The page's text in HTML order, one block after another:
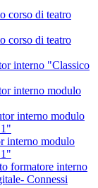
corso di teatro
corso di teatro
interno "Classico
interno modulo
interno modulo
interno modulo
formatore interno
Connessi